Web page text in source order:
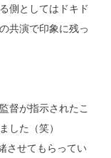
側としてはドキド
共演で印象に残っ
督が指示されたこ
した（笑）
させてもらってい